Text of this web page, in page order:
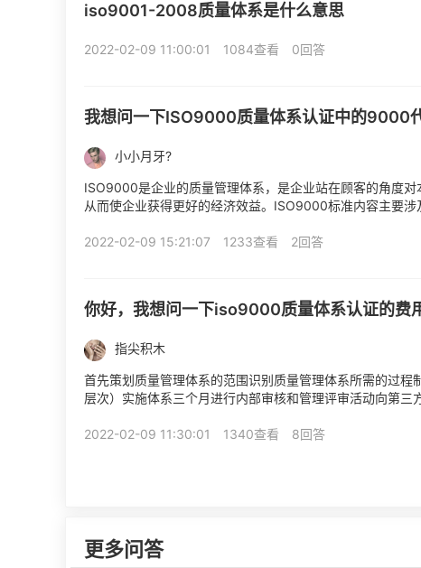
iso9001-2008质量体系是什么意思
2022-02-09 11:00:01 1084查看 0回答
我想问一下ISO9000质量体系认证中的9000
小小月牙?
ISO9000是企业的质量管理体系，是企业站在顾客的角度
从而使企业获得更好的经济效益。ISO9000标准内容主要
2022-02-09 15:21:07
1233查看 2回答
你好，我想问一下iso9000质量体系认证的费
指尖积木
首先策划质量管理体系的范围识别质量管理体系所需的过
层次）实施体系三个月进行内部审核和管理评审活动向第
2022-02-09 11:30:01
1340查看 8回答
更多问答